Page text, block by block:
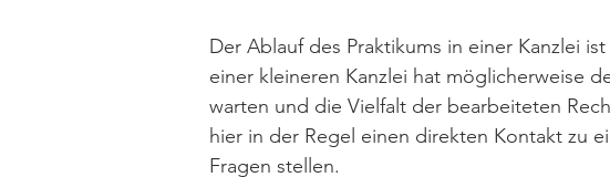
Der Ablauf des Praktikums in einer Kanzlei
einer kleineren Kanzlei hat möglicherweise
warten und die Vielfalt der bearbeiteten
hier in der Regel einen direkten Kontakt zu
Fragen stellen.